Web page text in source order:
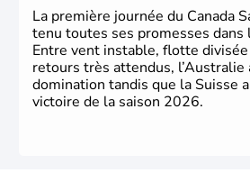
Nord.
La première journée du Canada
tenu toutes ses promesses dans
Entre vent instable, flotte
retours très attendus, l’Australie
domination tandis que la Suisse
victoire de la saison 2026.